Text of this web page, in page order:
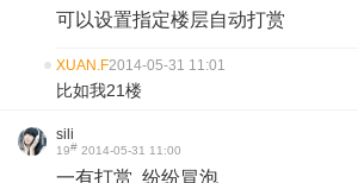
可以设置指定楼层自动打赏
XUAN.F2014-05-31 11:01
比如我21楼
sili
19# 2014-05-31 11:00
一有打赏 纷纷冒泡